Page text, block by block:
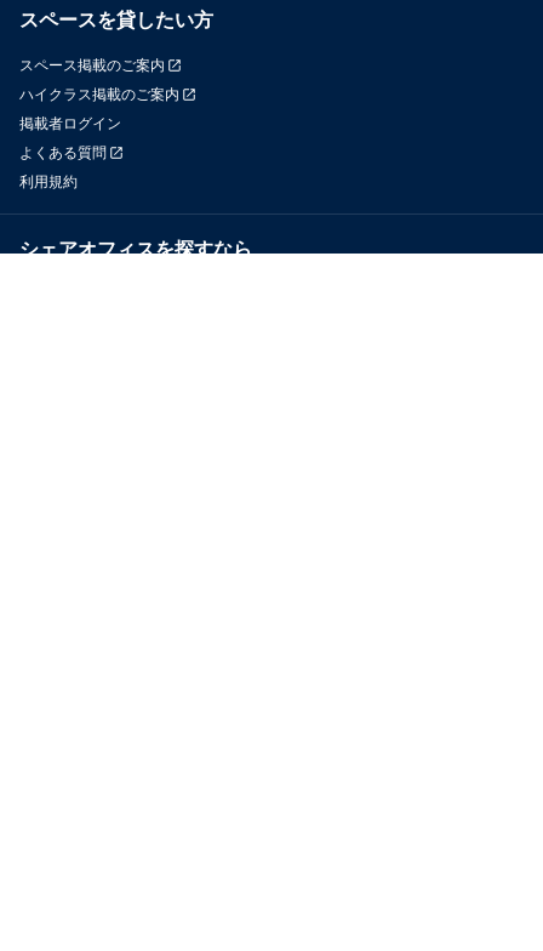
スペースを貸したい方
スペース掲載のご案内
ハイクラス掲載のご案内
掲載者ログイン
よくある質問
利用規約
シェアオフィスを探すなら